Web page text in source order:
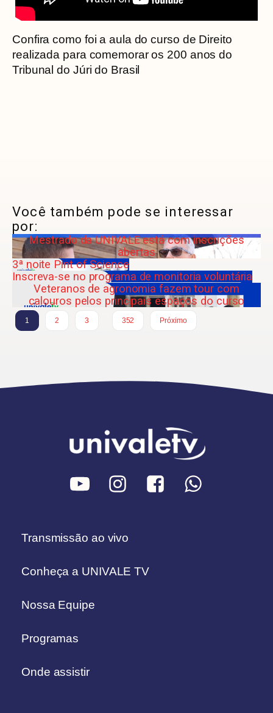
Confira como foi a aula do curso de Direito
realizada para comemorar os 200 anos do
Tribunal do Júri do Brasil
Você também pode se interessar
por:
Mestrado da UNIVALE está com inscrições
abertas
3ª noite Pint of Science
Inscreva-se no programa de monitoria voluntária
Veteranos de agronomia fazem tour com
calouros pelos principais espaços do curso
1 2 3
352
Próximo
Transmissão ao vivo
Conheça a UNIVALE TV
Nossa Equipe
Programas
Onde assistir